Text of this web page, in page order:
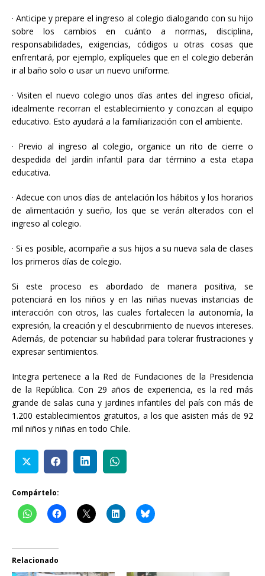
·Anticipe y prepare el ingreso al colegio dialogando con su hijo
sobre los cambios en cuánto a normas, disciplina,
responsabilidades, exigencias, códigos u otras cosas que
enfrentará, por ejemplo, explíqueles que en el colegio deberán
ir al baño solo o usar un nuevo uniforme.
·Visiten el nuevo colegio unos días antes del ingreso oficial,
idealmente recorran el establecimiento y conozcan al equipo
educativo. Esto ayudará a la familiarización con el ambiente.
· Previo al ingreso al colegio, organice un rito de cierre o
despedida del jardín infantil para dar término a esta etapa
educativa.
·Adecue con unos días de antelación los hábitos y los horarios
de alimentación y sueño, los que se verán alterados con el
ingreso al colegio.
·Si es posible, acompañe a sus hijos a su nueva sala de clases
los primeros días de colegio.
Si este proceso es abordado de manera positiva, se
potenciará en los niños y en las niñas nuevas instancias de
interacción con otros, las cuales fortalecen la autonomía, la
expresión, la creación y el descubrimiento de nuevos intereses.
Además, de potenciar su habilidad para tolerar frustraciones y
expresar sentimientos.
Integra pertenece a la Red de Fundaciones de la Presidencia
de la República. Con 29 años de experiencia, es la red más
grande de salas cuna y jardines infantiles del país con más de
1.200 establecimientos gratuitos, a los que asisten más de 92
mil niños y niñas en todo Chile.
Compártelo:
Relacionado